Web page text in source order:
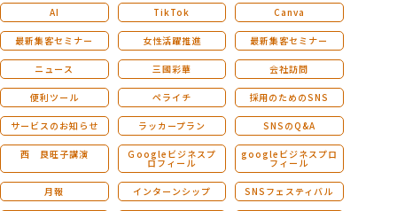
AI TikTok Canva
最新集客セミナー 女性活躍推進 最新集客セミナー
ニュース 三國彩華 会社訪問
便利ツール ペライチ 採用のためのSNS
サービスのお知らせ ラッカープラン SNSのQ&A
西 良旺子講演 Ｇoogleビジネスプ
ロフィール
googleビジネスプロ
フィール
月報 インターンシップ SNSフェスティバル